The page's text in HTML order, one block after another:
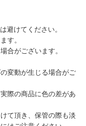
避けてください。
す。
合がございます。
変動が生じる場合がご
際の商品に色の差があ
て頂き、保管の際も淡